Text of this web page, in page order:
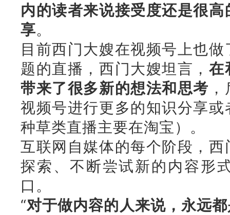
内的读者来说接受度还是很
享。
目前西门大嫂在视频号上也
题的直播，西门大嫂坦言， 在
带来了很多新的想法和思考
视频号进行更多的知识分享
种草类直播主要在淘宝）。
互联网自媒体的每个阶段，
探索、不断尝试新的内容形
口。
“对于做内容的人来说，永远